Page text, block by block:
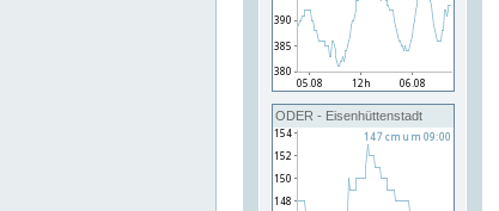
ODER - Eisenhüttenstadt